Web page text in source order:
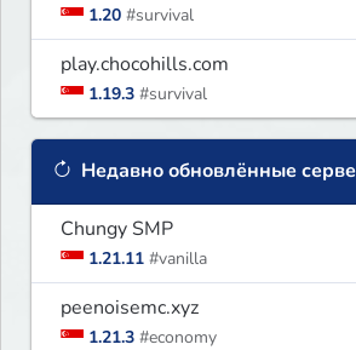
1.20 #survival
play.chocohills.com
1.19.3 #survival
Недавно обновлённые
Chungy SMP
1.21.11 #vanilla
peenoisemc.xyz
1.21.3 #economy